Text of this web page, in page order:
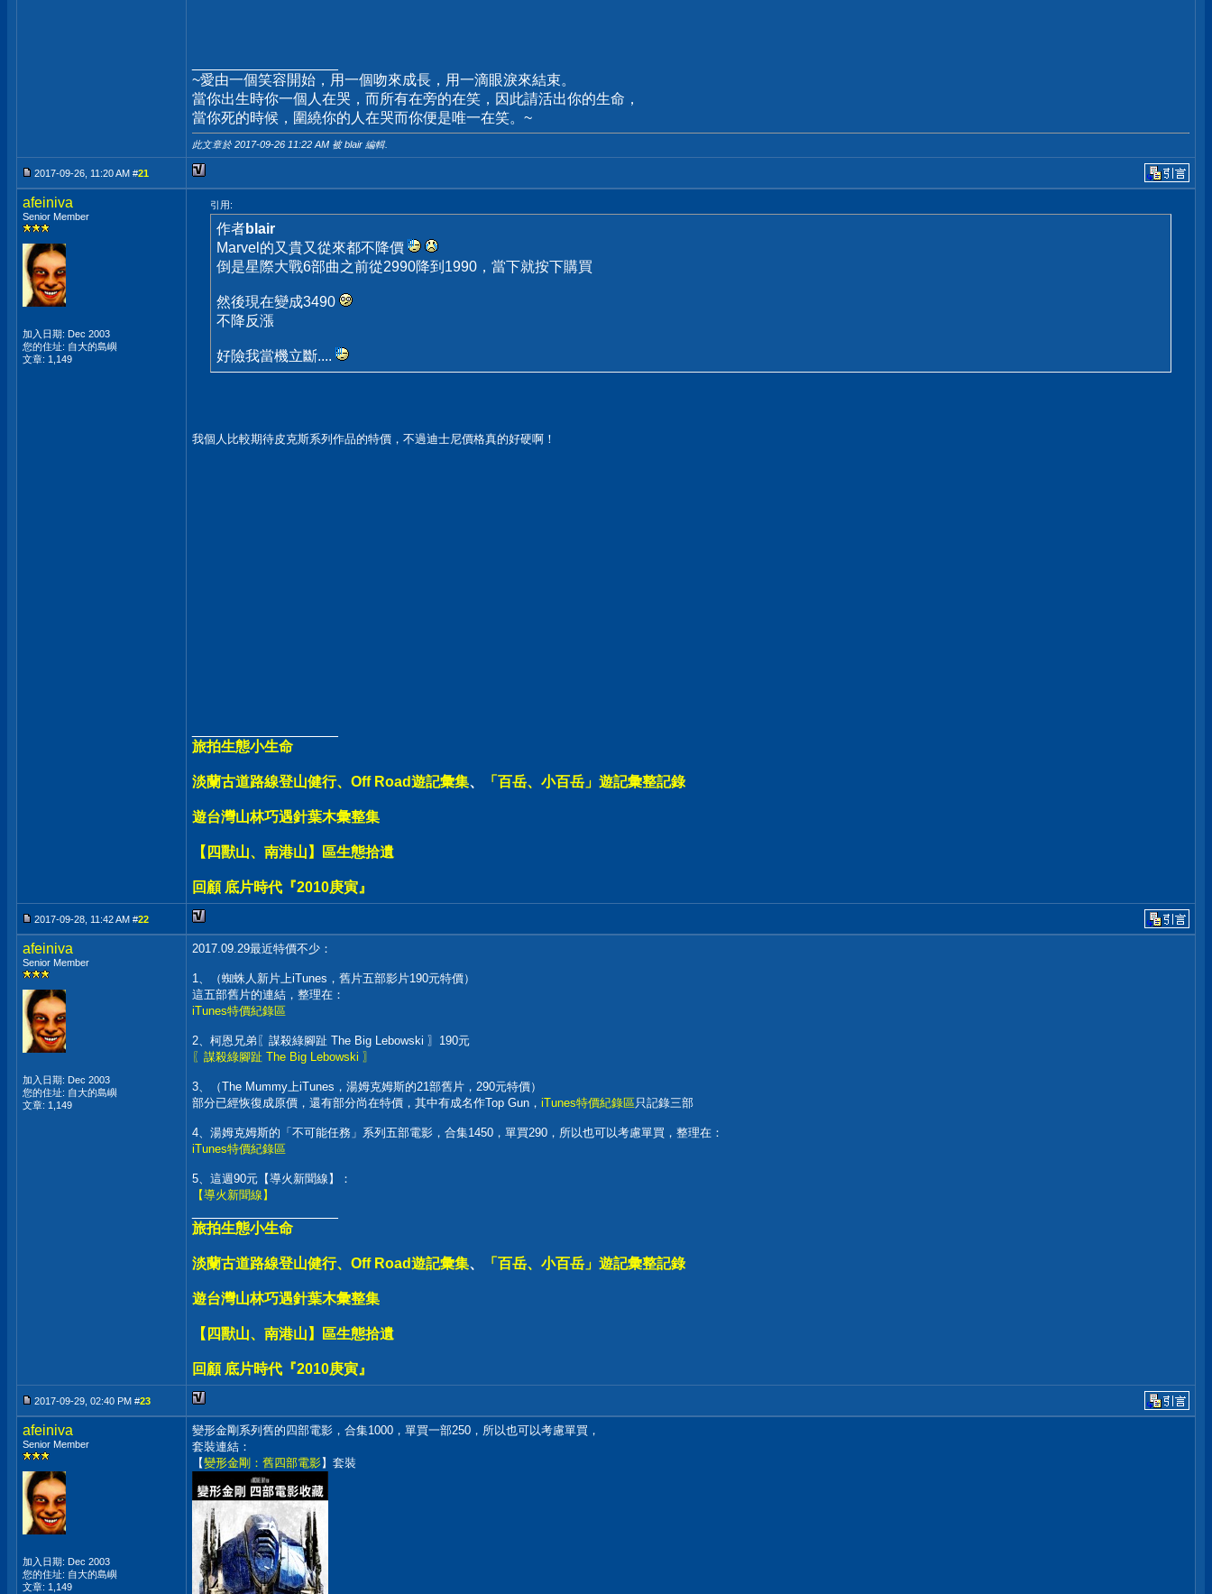
~愛由一個笑容開始，用一個吻來成長，用一滴眼淚來結束。
當你出生時你一個人在哭，而所有在旁的在笑，因此請活出你的生命，
當你死的時候，圍繞你的人在哭而你便是唯一在笑。~
此文章於 2017-09-26 11:22 AM 被 blair 編輯.
2017-09-26, 11:20 AM #21
afeiniva
Senior Member
加入日期: Dec 2003
您的住址: 自大的島嶼
文章: 1,149
引用:
作者blair
Marvel的又貴又從來都不降價
倒是星際大戰6部曲之前從2990降到1990，當下就按下購買
然後現在變成3490
不降反漲
好險我當機立斷....
我個人比較期待皮克斯系列作品的特價，不過迪士尼價格真的好硬啊！
旅拍生態小生命
淡蘭古道路線登山健行、Off Road遊記彙集、 「百岳、小百岳」遊記彙整記錄
遊台灣山林巧遇針葉木彙整集
【四獸山、南港山】區生態拾遺
回顧 底片時代『2010庚寅』
2017-09-28, 11:42 AM #22
afeiniva
Senior Member
加入日期: Dec 2003
您的住址: 自大的島嶼
文章: 1,149
2017.09.29最近特價不少：
1、（蜘蛛人新片上iTunes，舊片五部影片190元特價）
這五部舊片的連結，整理在：
iTunes特價紀錄區
2、柯恩兄弟〖謀殺綠腳趾 The Big Lebowski 〗190元
〖謀殺綠腳趾 The Big Lebowski 〗
3、（The Mummy上iTunes，湯姆克姆斯的21部舊片，290元特價）
部分已經恢復成原價，還有部分尚在特價，其中有成名作Top Gun， iTunes特價紀錄區只記錄三部
4、湯姆克姆斯的「不可能任務」系列五部電影，合集1450，單買290，所以也可以考慮單買，整理在：
iTunes特價紀錄區
5、這週90元【導火新聞線】：
【導火新聞線】
旅拍生態小生命
淡蘭古道路線登山健行、Off Road遊記彙集、 「百岳、小百岳」遊記彙整記錄
遊台灣山林巧遇針葉木彙整集
【四獸山、南港山】區生態拾遺
回顧 底片時代『2010庚寅』
2017-09-29, 02:40 PM #23
afeiniva
Senior Member
加入日期: Dec 2003
您的住址: 自大的島嶼
文章: 1,149
變形金剛系列舊的四部電影，合集1000，單買一部250，所以也可以考慮單買，
套裝連結：
【變形金剛：舊四部電影】套裝